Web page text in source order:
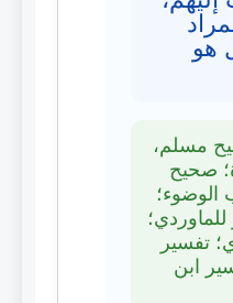
هو
مسلم،
صحيح
الوضوء؛
للماوردي؛
تفسير
ابن